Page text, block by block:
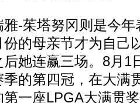
茱塔努冈则是今年
的母亲节才为自己
她连赢三场。8月1
的第四冠，在大满
一座LPGA大满贯